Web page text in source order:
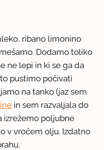
ribano limonino
Dodamo toliko
ne lepi in ki se ga da
pustimo počivati
na tanko (jaz sem
in sem razvaljala do
izrežemo poljubne
v vročem olju. Izdatno